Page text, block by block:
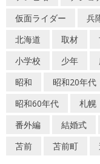
ョ
ン
仮面ライダー
兵
北海道
取材
小学校
少年
昭和
昭和20年代
昭和60年代
札幌
番外編
結婚式
苫前
苫前町